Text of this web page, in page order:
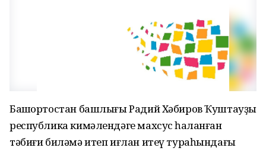
Башҡортостан башлығы Радий Хәбиров Ҡуштауҙы
республика кимәлендәге махсус һаҡланған
тәбиғи биләмә итеп иғлан итеү тураһындағы